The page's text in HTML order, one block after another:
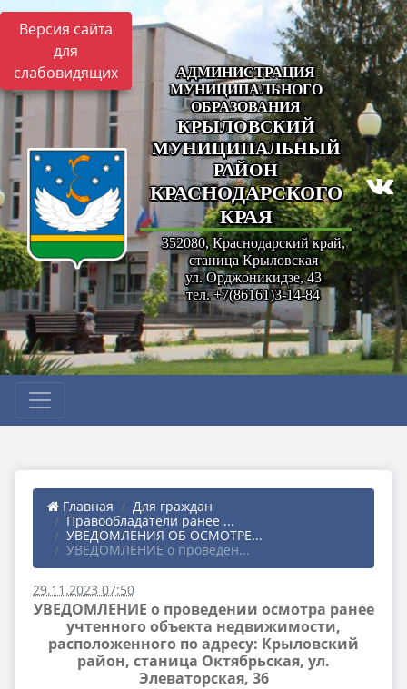
Версия сайта
для
слабовидящих
АДМИНИСТРАЦИЯ
МУНИЦИПАЛЬНОГО
ОБРАЗОВАНИЯ
КРЫЛОВСКИЙ
МУНИЦИПАЛЬНЫЙ
РАЙОН
КРАСНОДАРСКОГО
КРАЯ
352080, Краснодарский край,
станица Крыловская
ул. Орджоникидзе, 43
тел. +7(86161)3-14-84
Главная
Для граждан
Правообладатели ранее ...
УВЕДОМЛЕНИЯ ОБ ОСМОТРЕ...
УВЕДОМЛЕНИЕ о проведен...
29.11.2023 07:50
УВЕДОМЛЕНИЕ о проведении осмотра ранее
учтенного объекта недвижимости,
расположенного по адресу: Крыловский
район, станица Октябрьская, ул.
Элеваторская, 36